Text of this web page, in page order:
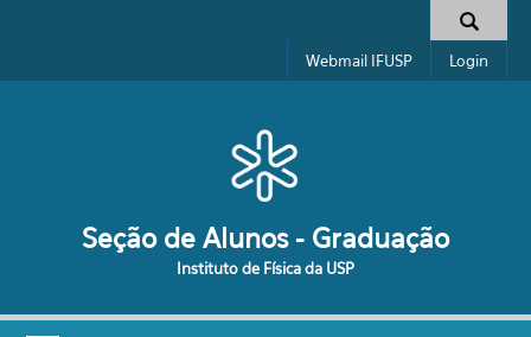
Formulário de busca
Webmail IFUSP Login
Seção de Alunos - Graduação
Instituto de Física da USP